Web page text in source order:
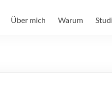
Über mich Warum